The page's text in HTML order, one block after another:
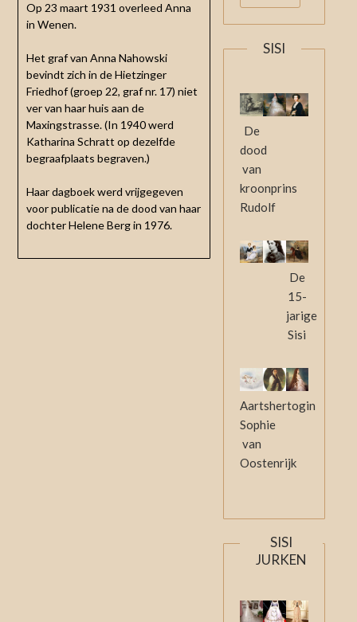
Op 23 maart 1931 overleed Anna
in Wenen.
Het graf van Anna Nahowski
bevindt zich in de Hietzinger
Friedhof (groep 22, graf nr. 17) niet
ver van haar huis aan de
Maxingstrasse. (In 1940 werd
Katharina Schratt op dezelfde
begraafplaats begraven.)
Haar dagboek werd vrijgegeven
voor publicatie na de dood van haar
dochter Helene Berg in 1976.
SISI
De
dood
van
kroonprins
Rudolf
De
15-
jarige
Sisi
Aartshertogin
Sophie
van
Oostenrijk
SISI
JURKEN